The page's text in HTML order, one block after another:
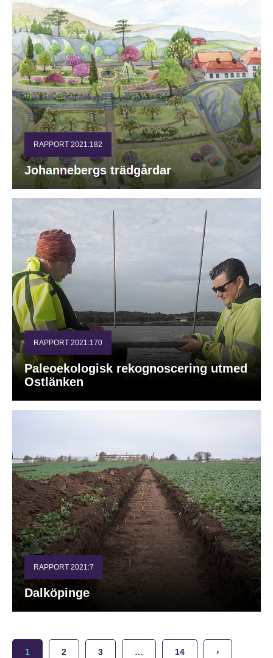
RAPPORT 2021:182
Johannebergs trädgårdar
RAPPORT 2021:170
Paleoekologisk rekognoscering utmed
Ostlänken
RAPPORT 2021:7
Dalköpinge
1 2 3 … 14 ›